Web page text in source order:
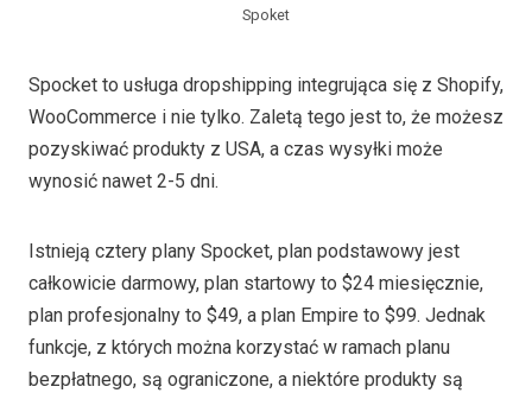
Spoket
Spocket to usługa dropshipping integrująca się z Shopify,
WooCommerce i nie tylko. Zaletą tego jest to, że możesz
pozyskiwać produkty z USA, a czas wysyłki może
wynosić nawet 2-5 dni.
Istnieją cztery plany Spocket, plan podstawowy jest
całkowicie darmowy, plan startowy to $24 miesięcznie,
plan profesjonalny to $49, a plan Empire to $99. Jednak
funkcje, z których można korzystać w ramach planu
bezpłatnego, są ograniczone, a niektóre produkty są